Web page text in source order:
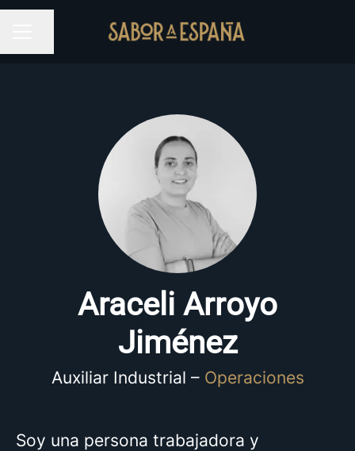
MENÚ DE EMPLEO
Compartir página
Araceli Arroyo
Jiménez
Auxiliar Industrial – Operaciones
Soy una persona trabajadora y